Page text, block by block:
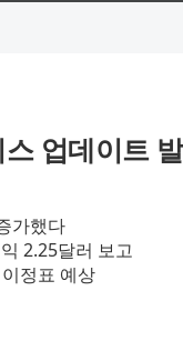
업데이트
가했다
2.25달러 보고
정표 예상